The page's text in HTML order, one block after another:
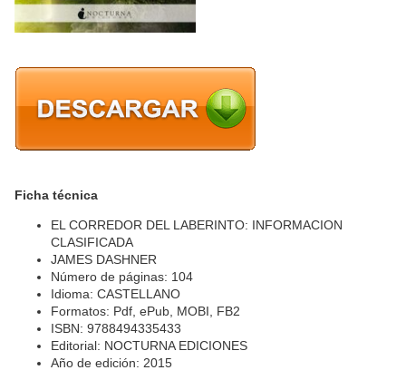
Ficha técnica
EL CORREDOR DEL LABERINTO: INFORMACION
CLASIFICADA
JAMES DASHNER
Número de páginas: 104
Idioma: CASTELLANO
Formatos: Pdf, ePub, MOBI, FB2
ISBN: 9788494335433
Editorial: NOCTURNA EDICIONES
Año de edición: 2015